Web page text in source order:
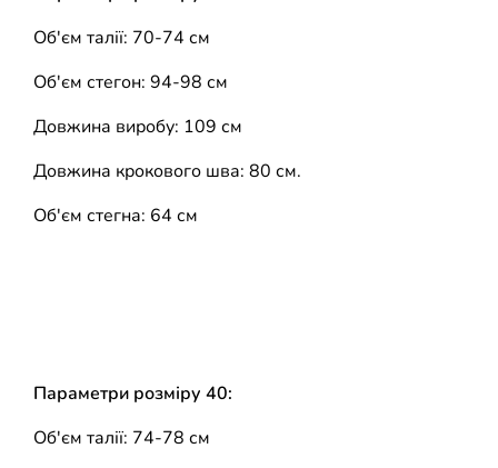
Об'єм талії: 70-74 см
Об'єм стегон: 94-98 см
Довжина виробу: 109 см
Довжина крокового шва: 80 см.
Об'єм стегна: 64 см
Параметри розміру 40:
Об'єм талії: 74-78 см